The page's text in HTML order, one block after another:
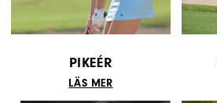
PIKEÉR
LÄS MER